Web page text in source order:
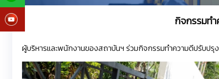
กิจกรรมท
ผู้บริหารและพนักงานของสถาบันฯ ร่วมกิจกรรมทำความดีปรับป